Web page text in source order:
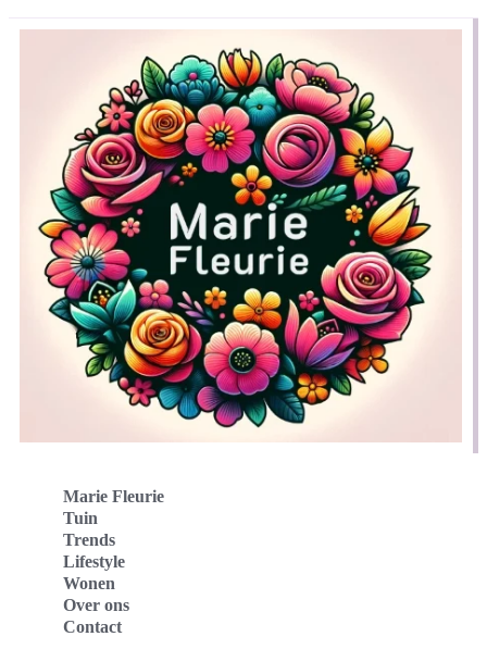
Marie Fleurie
Tuin
Trends
Lifestyle
Wonen
Over ons
Contact